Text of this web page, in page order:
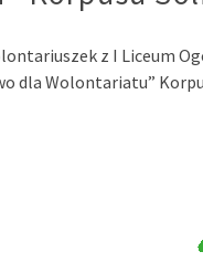
z I Liceum
dla Wolontariatu”